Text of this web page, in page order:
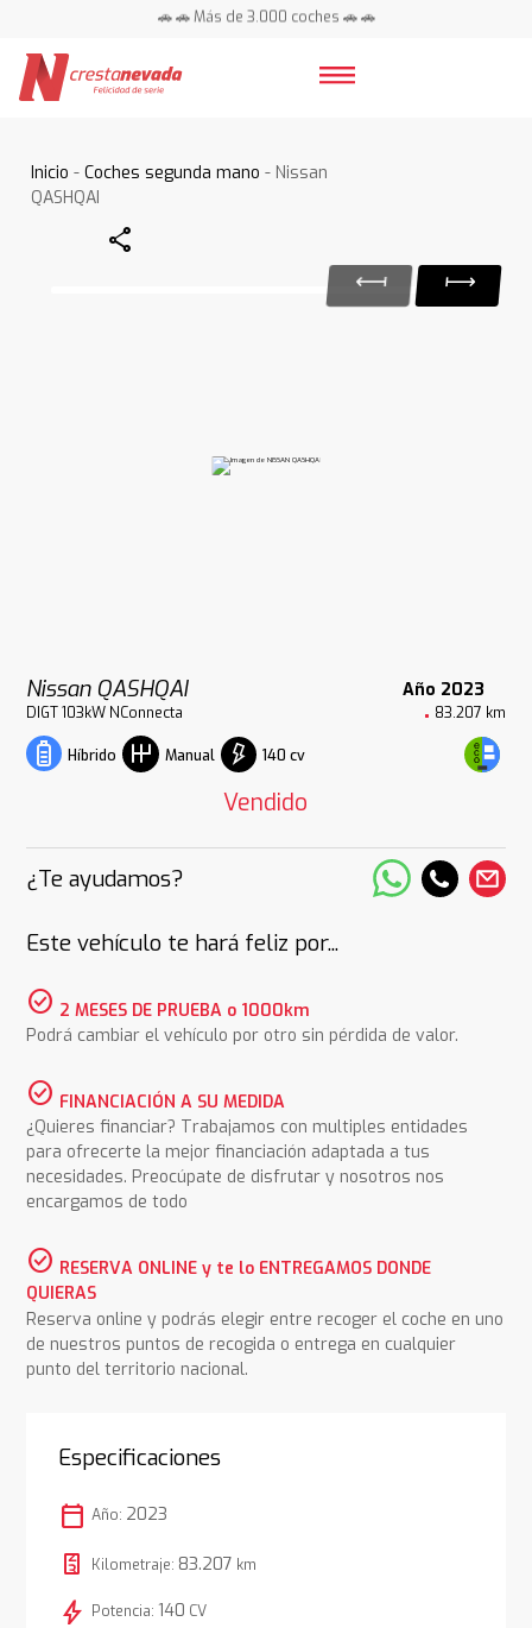
🚗 🚗 Más de 3.000 coches 🚗 🚗
Inicio -Coches segunda mano - Nissan
QASHQAI
Share
Nissan QASHQAI Año 2023
DIGT 103kW NConnecta 83.207 km
Híbrido Manual 140 cv
Vendido
¿Te ayudamos?
Este vehículo te hará feliz por...
check_circle 2 MESES DE PRUEBA o 1000km
Podrá cambiar el vehículo por otro sin pérdida de valor.
check_circle FINANCIACIÓN A SU MEDIDA
¿Quieres financiar? Trabajamos con multiples entidades
para ofrecerte la mejor financiación adaptada a tus
necesidades. Preocúpate de disfrutar y nosotros nos
encargamos de todo
check_circle RESERVA ONLINE y te lo ENTREGAMOS DONDE
QUIERAS
Reserva online y podrás elegir entre recoger el coche en uno
de nuestros puntos de recogida o entrega en cualquier
punto del territorio nacional.
Especificaciones
calendar_today Año: 2023
Kilometraje: 83.207 km
bolt Potencia: 140 CV